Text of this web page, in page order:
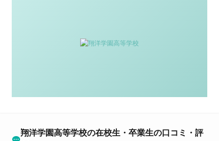
翔洋学園高等学校の在校生・卒業生の口コミ・評